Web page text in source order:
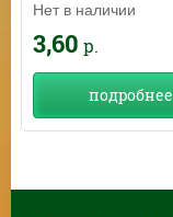
Нет в наличии
3,60 р.
подробнее